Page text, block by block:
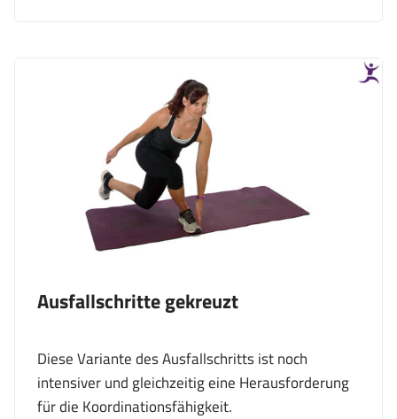
Ausfallschritte gekreuzt
Diese Variante des Ausfallschritts ist noch
intensiver und gleichzeitig eine Herausforderung
für die Koordinationsfähigkeit.